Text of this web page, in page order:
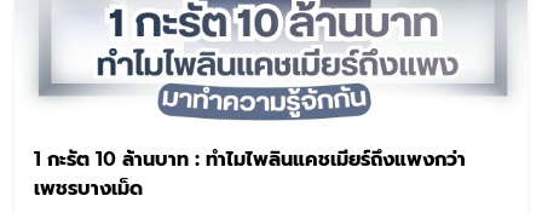
1 กะรัต 10 ล้านบาท : ทำไมไพลินแคชเมียร์ถึงแพงกว่า
เพชรบางเม็ด